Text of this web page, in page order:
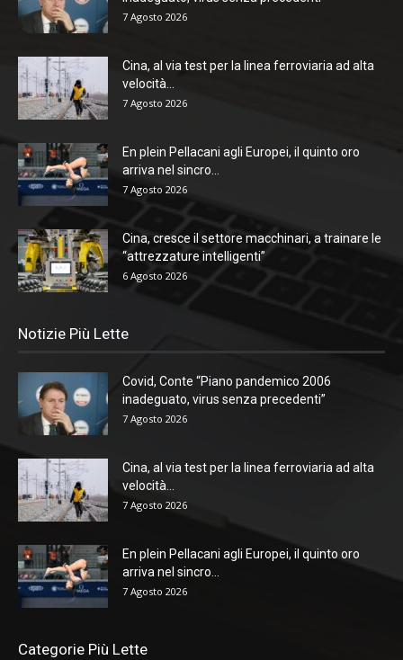
7 Agosto 2026
Cina, al via test per la linea ferroviaria ad alta
velocità...
7 Agosto 2026
En plein Pellacani agli Europei, il quinto oro
arriva nel sincro...
7 Agosto 2026
Cina, cresce il settore macchinari, a trainare le
“attrezzature intelligenti”
6 Agosto 2026
Notizie Più Lette
Covid, Conte “Piano pandemico 2006
inadeguato, virus senza precedenti”
7 Agosto 2026
Cina, al via test per la linea ferroviaria ad alta
velocità...
7 Agosto 2026
En plein Pellacani agli Europei, il quinto oro
arriva nel sincro...
7 Agosto 2026
Categorie Più Lette